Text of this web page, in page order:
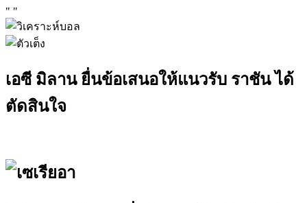
" "
เอซี มิลาน ยื่นข้อเสนอให้แนวรับ ราชัน ได้
ตัดสินใจ